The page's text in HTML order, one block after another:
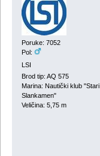
Poruke: 7052
Pol:
LSI
Brod tip: AQ 575
Marina: Nautički klub "Stari
Slankamen"
Veličina: 5,75 m